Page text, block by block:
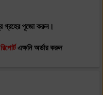
গ্রহের পূজো করুন।
এক্ষনি অর্ডার করুন